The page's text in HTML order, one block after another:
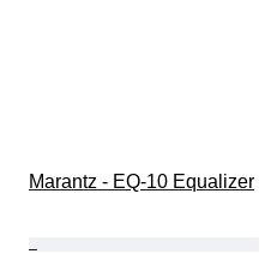
Marantz - EQ-10 Equalizer